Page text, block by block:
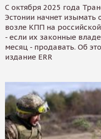
С октября 2025 года
Эстонии начнет изымать
возле КПП на
- если их законные
месяц - продавать. Об
издание ERR